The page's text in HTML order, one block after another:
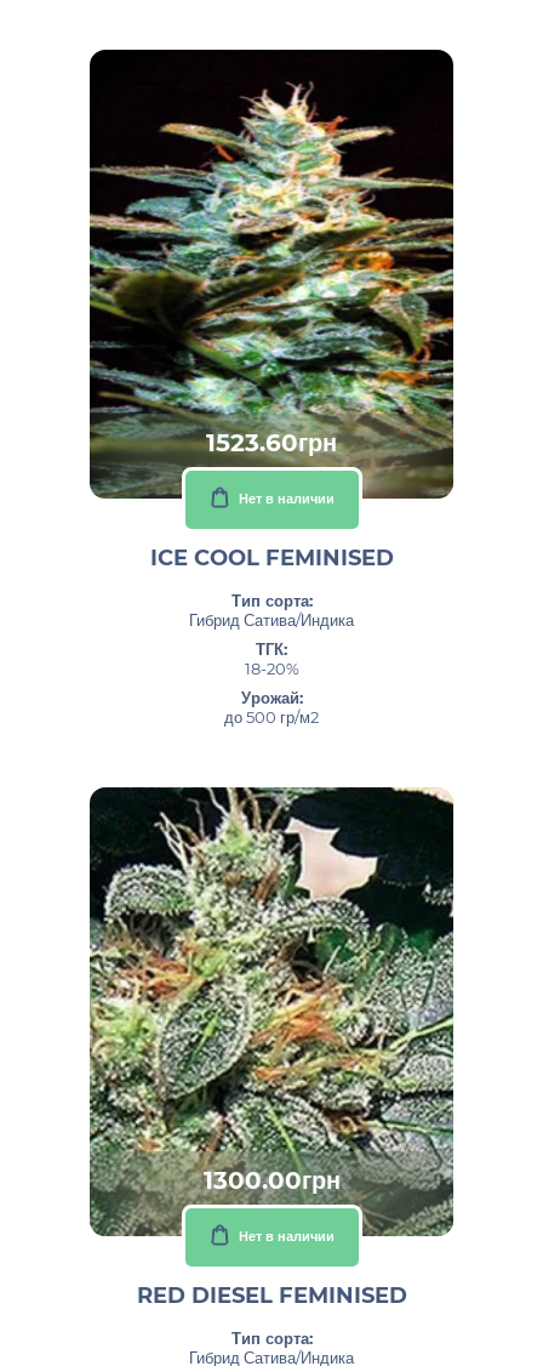
1523.60грн
Нет в наличии
ICE COOL FEMINISED
Тип сорта:
Гибрид Сатива/Индика
ТГК:
18-20%
Урожай:
до 500 гр/м2
1300.00грн
Нет в наличии
RED DIESEL FEMINISED
Тип сорта:
Гибрид Сатива/Индика